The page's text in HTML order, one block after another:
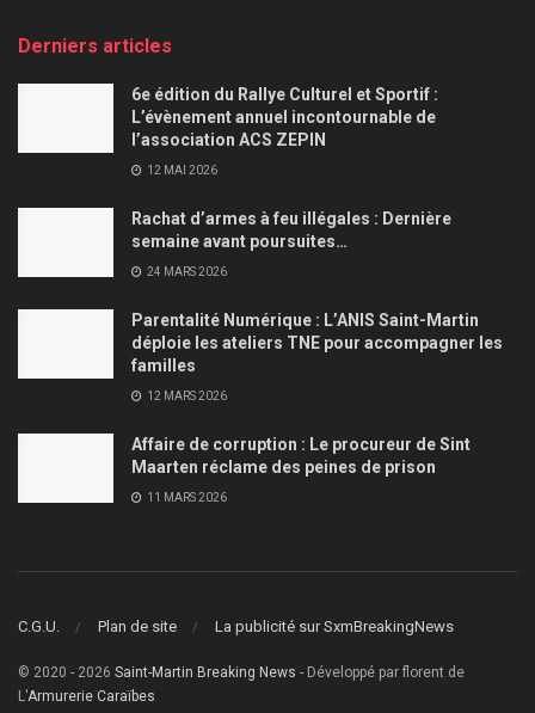
Derniers articles
6e édition du Rallye Culturel et Sportif :
L’évènement annuel incontournable de
l’association ACS ZEPIN
12 MAI 2026
Rachat d’armes à feu illégales : Dernière
semaine avant poursuites…
24 MARS 2026
Parentalité Numérique : L’ANIS Saint-Martin
déploie les ateliers TNE pour accompagner les
familles
12 MARS 2026
Affaire de corruption : Le procureur de Sint
Maarten réclame des peines de prison
11 MARS 2026
C.G.U. Plan de site La publicité sur SxmBreakingNews
© 2020 - 2026 Saint-Martin Breaking News - Développé par florent de
L'Armurerie Caraïbes